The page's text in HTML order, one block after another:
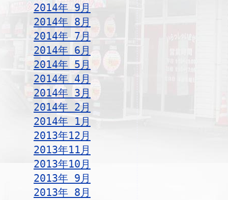
2014年 9月
2014年 8月
2014年 7月
2014年 6月
2014年 5月
2014年 4月
2014年 3月
2014年 2月
2014年 1月
2013年12月
2013年11月
2013年10月
2013年 9月
2013年 8月